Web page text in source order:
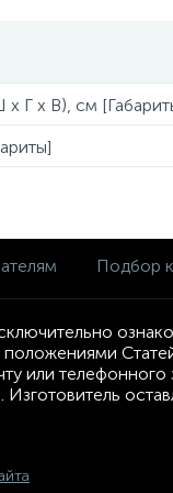
Г x В), см
Подбор
или
Изготовитель